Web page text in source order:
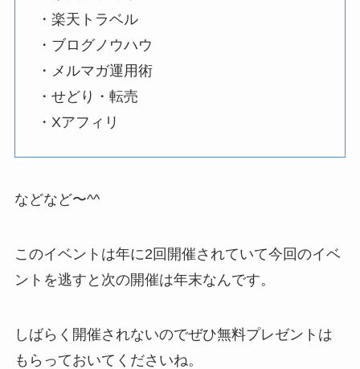
・楽天トラベル
・ブログノウハウ
・メルマガ運用術
・せどり・転売
・Xアフィリ
などなど〜^^
このイベントは年に2回開催されていて今回のイベ
ントを逃すと次の開催は年末なんです。
しばらく開催されないのでぜひ無料プレゼントは
もらっておいてくださいね。